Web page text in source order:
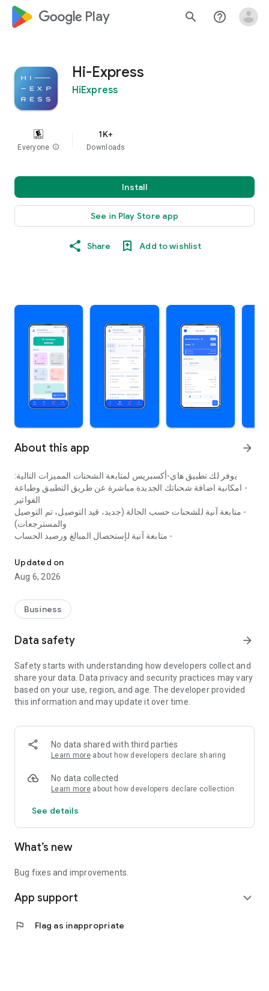
google_logo Play search help_outline
Hi-Express
HiExpress
Everyone info
1K+
Downloads
Install
See in Play Store app
Share Add to wishlist
About this app arrow_forward
يوفر لك تطبيق هاي-أكسبريس لمتابعة الشحنات المميزات التالية:
- امكانية اضافة شحناتك الجديدة مباشرة عن طريق التطبيق وطباعة
الفواتير
- متابعة آنية للشحنات حسب الحالة (جديد، قيد التوصيل، تم التوصيل
والمسترجعات)
- متابعة آنية لإستحصال المبالغ ورصيد الحساب
لشحناتك حسب التواريخ
- مطابقة التسديدات عبر فواتير التسديد مع امكانية الطباعة مباشرة
من التطبيق
شركة هاي-أكسبريس للشحن السريع والحلول اللوجستية هي شركة
الشحن السريع للشركات والتجار في جميع أنحاء العراق. تتميز هاي-
وتقنيات حديثة في تطوير أعمالها، ولتحقيق النمو المدروس في متابعة
هدفها في أن تكون أكبر مجهز للخدمة في العراق
Updated on
Aug 6, 2026
Business
Data safety arrow_forward
Safety starts with understanding how developers collect and
share your data. Data privacy and security practices may vary
based on your use, region, and age. The developer provided
this information and may update it over time.
No data shared with third parties
Learn more about how developers declare sharing
No data collected
Learn more about how developers declare collection
See details
What’s new
Bug fixes and improvements.
App support expand_more
flag Flag as inappropriate